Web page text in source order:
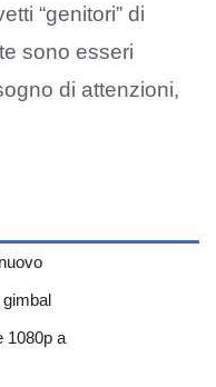
“genitori” di
sono esseri
di attenzioni,
1080p a